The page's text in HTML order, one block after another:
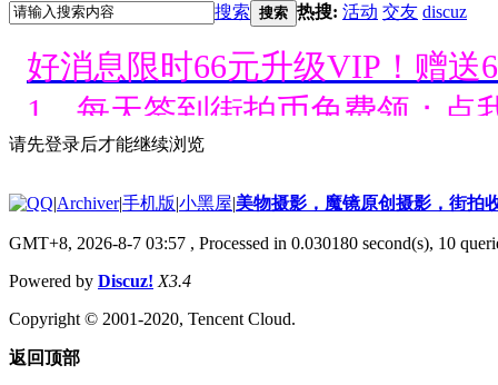
搜索 搜索 热搜: 活动 交友 discuz
好消息限时66元升级VIP！赠
1、每天签到街拍币免费领；点
1、每天签到街拍币免费领；点
好消息限时66元升级VIP！赠
1、每天签到街拍币免费领；点
请先登录后才能继续浏览
|Archiver|手机版|小黑屋|美物摄影，魔镜原创摄影，街拍
GMT+8, 2026-8-7 03:57 , Processed in 0.030180 second(s), 10
Powered by Discuz! X3.4
Copyright © 2001-2020, Tencent Cloud.
返回顶部